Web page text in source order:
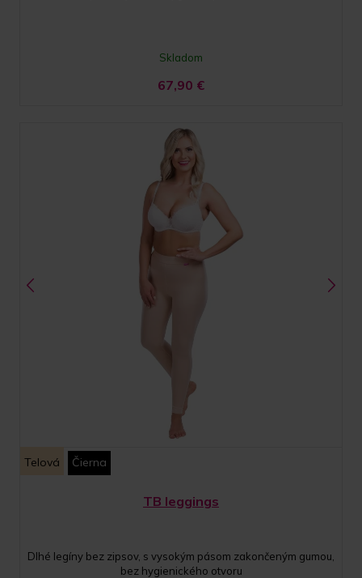
Skladom
67,90 €
Telová Čierna
TB leggings
Dlhé legíny bez zipsov, s vysokým pásom zakončeným gumou,
bez hygienického otvoru